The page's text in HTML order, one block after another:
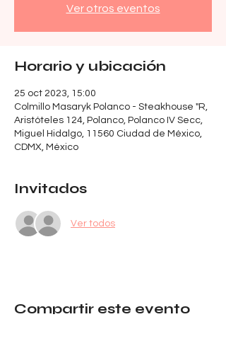
Ver otros eventos
Horario y ubicación
25 oct 2023, 15:00
Colmillo Masaryk Polanco - Steakhouse "R,
Aristóteles 124, Polanco, Polanco IV Secc,
Miguel Hidalgo, 11560 Ciudad de México,
CDMX, México
Invitados
Ver todos
Compartir este evento